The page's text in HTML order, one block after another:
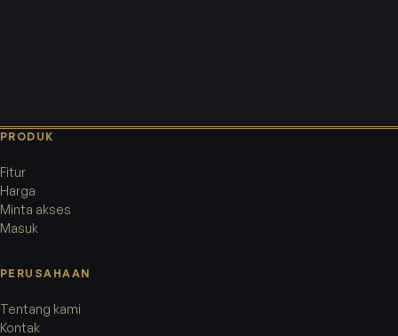
PRODUK
Fitur
Harga
Minta akses
Masuk
PERUSAHAAN
Tentang kami
Kontak